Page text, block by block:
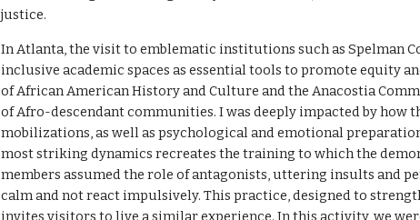
justice.
In Atlanta, the visit to emblematic institutions such as Spelman
inclusive academic spaces as essential tools to promote equity
of African American History and Culture and the Anacostia
of Afro-descendant communities. I was deeply impacted by how
mobilizations, as well as psychological and emotional
most striking dynamics recreates the training to which the
members assumed the role of antagonists, uttering insults and
calm and not react impulsively. This practice, designed to
invites visitors to live a similar experience. In this activity, we